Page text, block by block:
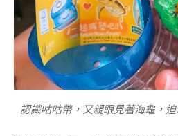
認識咕咕幣，又親眼見著海龜，